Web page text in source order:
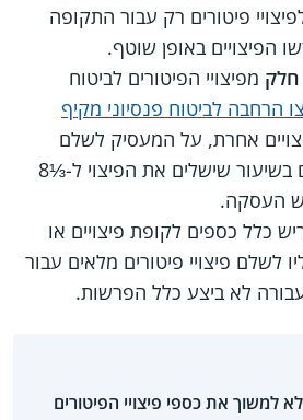
פיטורים רק עבור התקופה
הפיצויים באופן שוטף.
חלק מפיצויי הפיטורים לביטוח
צו הרחבה לביטוח פנסיוני מקיף
אחרת, על המעסיק לשלם
לעובד פיצויי פיטורים בשיעור שישלים את הפיצוי ל-⅓8
העסקה.
כלל כספים לקופת פיצויים או
לשלם פיצויי פיטורים מלאים עבור
לא ביצע כלל הפרשות.
למשוך את כספי פיצויי הפיטורים